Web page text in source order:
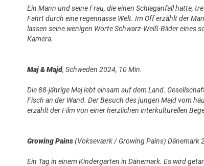
Ein Mann und seine Frau, die einen Schlaganfall hatte,
Fahrt durch eine regennasse Welt. Im Off erzählt der
lassen seine wenigen Worte Schwarz-Weiß-Bilder eines
Kamera.
Maj & Majd, Schweden 2024, 10 Min.
Die 88-jährige Maj lebt einsam auf dem Land.
Fisch an der Wand. Der Besuch des jungen Majd vom
erzählt der Film von einer herzlichen interkulturellen
Growing Pains(Vokseværk / Growing Pains) Dänemark
Ein Tag in einem Kindergarten in Dänemark. Es wird